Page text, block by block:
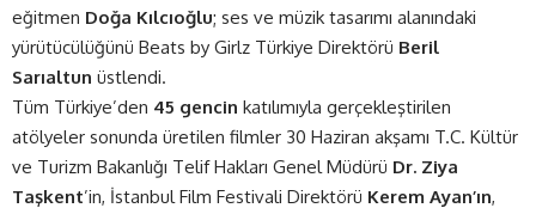
eğitmen Doğa Kılcıoğlu; ses ve müzik tasarımı alanındaki
yürütücülüğünü Beats by Girlz Türkiye Direktörü Beril
Sarıaltun üstlendi.
Tüm Türkiye’den 45 gencin katılımıyla gerçekleştirilen
atölyeler sonunda üretilen filmler 30 Haziran akşamı T.C. Kültür
ve Turizm Bakanlığı Telif Hakları Genel Müdürü Dr. Ziya
Taşkent’in, İstanbul Film Festivali Direktörü Kerem Ayan’ın,